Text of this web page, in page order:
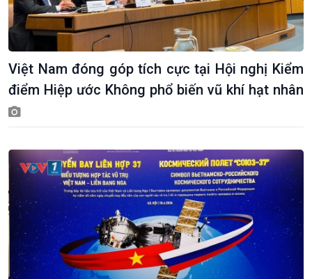
Kinh tế
Nông nghiệp & Biển đảo
Việt Nam đóng góp tích cực tại Hội nghị Kiểm
điểm Hiệp ước Không phổ biến vũ khí hạt nhân